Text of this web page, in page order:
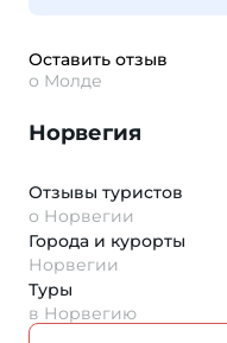
Оставить отзыв
о Молде
Норвегия
Отзывы туристов
о Норвегии
Города и курорты
Норвегии
Туры
в Норвегию